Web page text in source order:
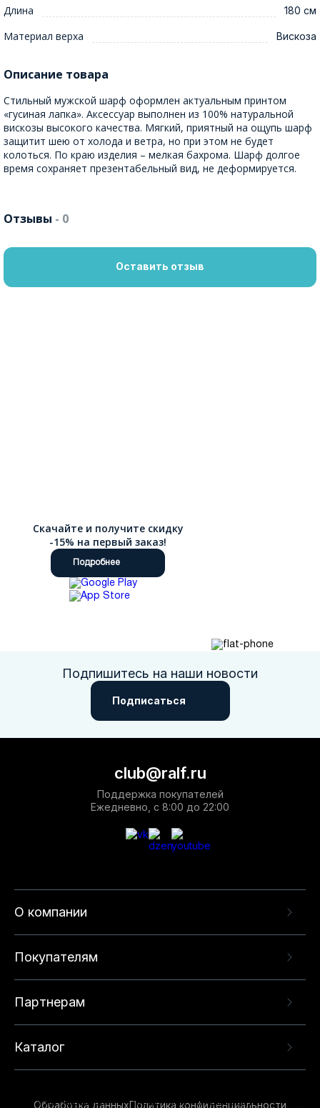
Длина 180 см
Материал верха Вискоза
Описание товара
Стильный мужской шарф оформлен актуальным принтом
«гусиная лапка». Аксессуар выполнен из 100% натуральной
вискозы высокого качества. Мягкий, приятный на ощупь шарф
защитит шею от холода и ветра, но при этом не будет
колоться. По краю изделия – мелкая бахрома. Шарф долгое
время сохраняет презентабельный вид, не деформируется.
Отзывы - 0
Оставить отзыв
Скачайте и получите скидку
-15% на первый заказ!
Подробнее
Подпишитесь на наши новости
Подписаться
О компании
Покупателям
Партнерам
Каталог
club@ralf.ru
Поддержка покупателей
Ежедневно, с 8:00 до 22:00
Обработка данныхПолитика конфиденциальности
опыта на нашем сайте. Продолжая использовать